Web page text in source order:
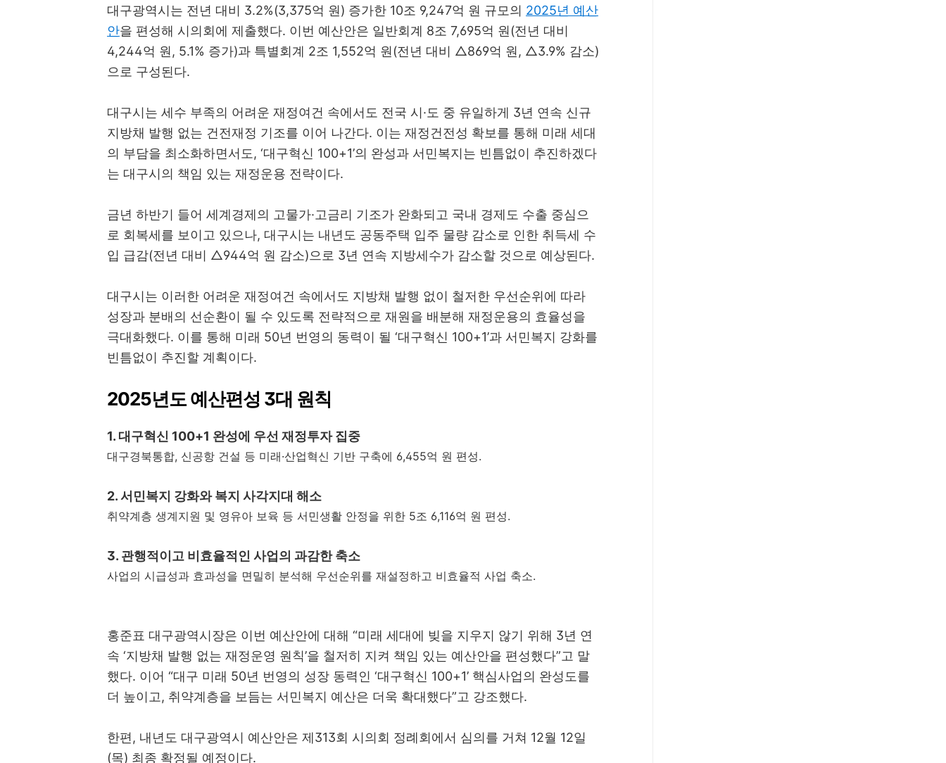
대구광역시는 전년 대비 3.2%(3,375억 원) 증가한 10조 9,247억 원 규모의 2025년 예산
안을 편성해 시의회에 제출했다. 이번 예산안은 일반회계 8조 7,695억 원(전년 대비
4,244억 원, 5.1% 증가)과 특별회계 2조 1,552억 원(전년 대비 △869억 원, △3.9% 감소)
으로 구성된다.
대구시는 세수 부족의 어려운 재정여건 속에서도 전국 시·도 중 유일하게 3년 연속 신규
지방채 발행 없는 건전재정 기조를 이어 나간다. 이는 재정건전성 확보를 통해 미래 세대
의 부담을 최소화하면서도, ‘대구혁신 100+1’의 완성과 서민복지는 빈틈없이 추진하겠다
는 대구시의 책임 있는 재정운용 전략이다.
금년 하반기 들어 세계경제의 고물가·고금리 기조가 완화되고 국내 경제도 수출 중심으
로 회복세를 보이고 있으나, 대구시는 내년도 공동주택 입주 물량 감소로 인한 취득세 수
입 급감(전년 대비 △944억 원 감소)으로 3년 연속 지방세수가 감소할 것으로 예상된다.
대구시는 이러한 어려운 재정여건 속에서도 지방채 발행 없이 철저한 우선순위에 따라
성장과 분배의 선순환이 될 수 있도록 전략적으로 재원을 배분해 재정운용의 효율성을
극대화했다. 이를 통해 미래 50년 번영의 동력이 될 ‘대구혁신 100+1’과 서민복지 강화를
빈틈없이 추진할 계획이다.
2025년도 예산편성 3대 원칙
1. 대구혁신 100+1 완성에 우선 재정투자 집중
대구경북통합, 신공항 건설 등 미래·산업혁신 기반 구축에 6,455억 원 편성.
2. 서민복지 강화와 복지 사각지대 해소
취약계층 생계지원 및 영유아 보육 등 서민생활 안정을 위한 5조 6,116억 원 편성.
3. 관행적이고 비효율적인 사업의 과감한 축소
사업의 시급성과 효과성을 면밀히 분석해 우선순위를 재설정하고 비효율적 사업 축소.
홍준표 대구광역시장은 이번 예산안에 대해 “미래 세대에 빚을 지우지 않기 위해 3년 연
속 ‘지방채 발행 없는 재정운영 원칙’을 철저히 지켜 책임 있는 예산안을 편성했다”고 말
했다. 이어 “대구 미래 50년 번영의 성장 동력인 ‘대구혁신 100+1’ 핵심사업의 완성도를
더 높이고, 취약계층을 보듬는 서민복지 예산은 더욱 확대했다”고 강조했다.
한편, 내년도 대구광역시 예산안은 제313회 시의회 정례회에서 심의를 거쳐 12월 12일
(목) 최종 확정될 예정이다.